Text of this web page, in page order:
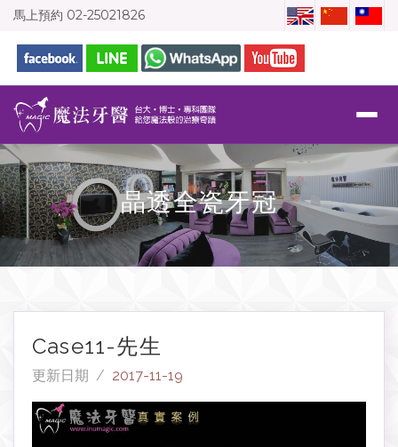
馬上預約 02-25021826
晶透全瓷牙冠
Case11-先生
更新日期 / 2017-11-19